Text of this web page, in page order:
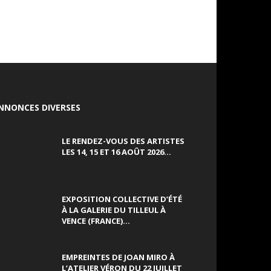
DIVERSES
LE RENDEZ-VOUS DES ARTISTES
LES 14, 15 ET 16 AOÛT 2026...
EXPOSITION COLLECTIVE D’ÉTÉ
À LA GALERIE DU TILLEUL À
VENCE (FRANCE)...
EMPREINTES DE JOAN MIRO À
L’ATELIER VÉRON DU 22 JUILLET